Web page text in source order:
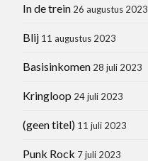
In de trein 26 augustus 2023
Blij 11 augustus 2023
Basisinkomen 28 juli 2023
Kringloop 24 juli 2023
(geen titel) 11 juli 2023
Punk Rock 7 juli 2023